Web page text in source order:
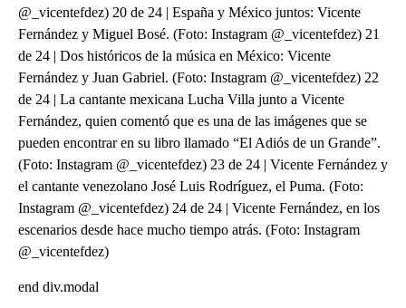
@_vicentefdez) 20 de 24 | España y México juntos: Vicente
Fernández y Miguel Bosé. (Foto: Instagram @_vicentefdez) 21
de 24 | Dos históricos de la música en México: Vicente
Fernández y Juan Gabriel. (Foto: Instagram @_vicentefdez) 22
de 24 | La cantante mexicana Lucha Villa junto a Vicente
Fernández, quien comentó que es una de las imágenes que se
pueden encontrar en su libro llamado “El Adiós de un Grande”.
(Foto: Instagram @_vicentefdez) 23 de 24 | Vicente Fernández y
el cantante venezolano José Luis Rodríguez, el Puma. (Foto:
Instagram @_vicentefdez) 24 de 24 | Vicente Fernández, en los
escenarios desde hace mucho tiempo atrás. (Foto: Instagram
@_vicentefdez)
end div.modal